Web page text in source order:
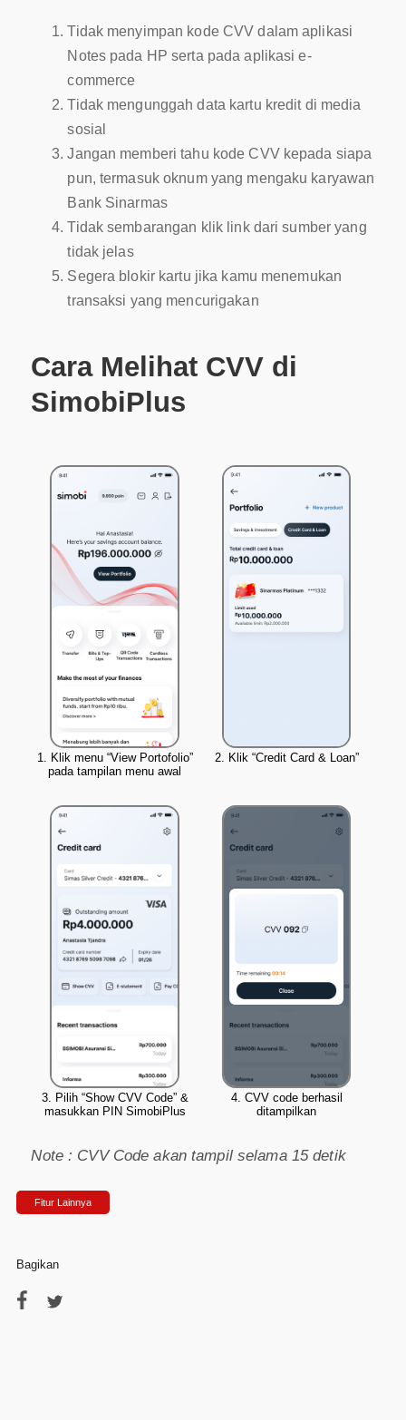
Tidak menyimpan kode CVV dalam aplikasi
Notes pada HP serta pada aplikasi e-
commerce
Tidak mengunggah data kartu kredit di media
sosial
Jangan memberi tahu kode CVV kepada siapa
pun, termasuk oknum yang mengaku karyawan
Bank Sinarmas
Tidak sembarangan klik link dari sumber yang
tidak jelas
Segera blokir kartu jika kamu menemukan
transaksi yang mencurigakan
Cara Melihat CVV di
SimobiPlus
1. Klik menu “View Portofolio”
pada tampilan menu awal
2. Klik “Credit Card & Loan”
3. Pilih “Show CVV Code” &
masukkan PIN SimobiPlus
4. CVV code berhasil
ditampilkan
Note : CVV Code akan tampil selama 15 detik
Fitur Lainnya
Bagikan